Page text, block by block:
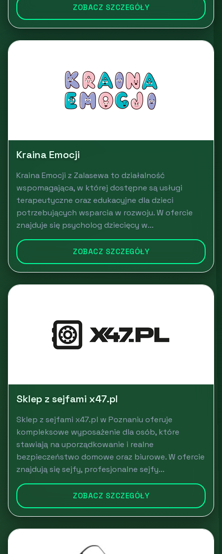
ZOBACZ SZCZEGÓŁY
Kraina Emocji
Kraina Emocji z Zalasewa to działalność
wspomagająca, w której dostępne są usługi
terapeutyczne oraz edukacyjne dla dzieci
potrzebujących wsparcia w rozwoju. W ofercie
znajduje się psycholog dziecięcy w...
ZOBACZ SZCZEGÓŁY
Sklep z sejfami x47.pl
Sklep z sejfami x47.pl w Poznaniu oferuje
kompleksowe wyposażenie dla osób, które
stawiają na uporządkowanie i realne
bezpieczeństwo domowe oraz biurowe. W ofercie
znajdują się sejfy, profesjonalne sejfy...
ZOBACZ SZCZEGÓŁY